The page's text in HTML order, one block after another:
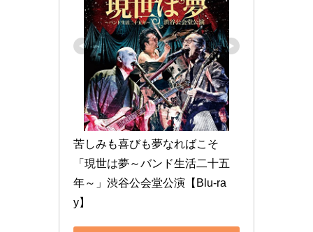
苦しみも喜びも夢なればこそ
「現世は夢～バンド生活二十五
年～」渋谷公会堂公演【Blu-ra
y】